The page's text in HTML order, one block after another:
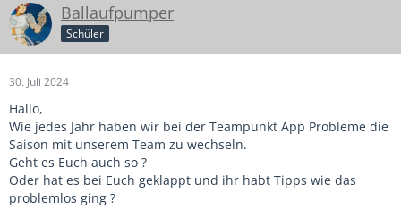
Ballaufpumper
Schüler
30. Juli 2024
Hallo,
Wie jedes Jahr haben wir bei der Teampunkt App Probleme die
Saison mit unserem Team zu wechseln.
Geht es Euch auch so ?
Oder hat es bei Euch geklappt und ihr habt Tipps wie das
problemlos ging ?